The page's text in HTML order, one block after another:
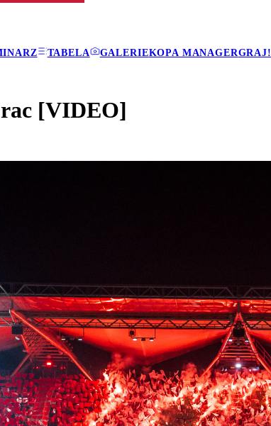
TABELA GALERIEKOPA MANAGERGRAJ!
rac [VIDEO]